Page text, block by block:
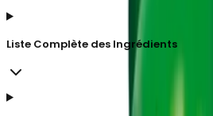
Liste Complète des Ingrédients